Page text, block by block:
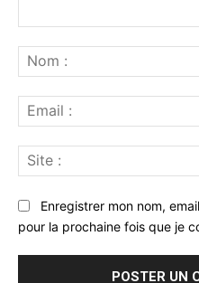
Enregistrer mon nom,
pour la prochaine fois que je